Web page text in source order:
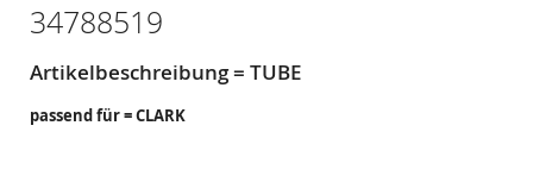
34788519
Artikelbeschreibung = TUBE
passend für = CLARK